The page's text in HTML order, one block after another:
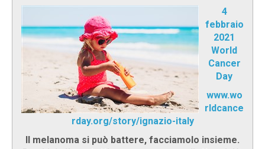
4
febbraio
2021
World
Cancer
Day
www.wo
rldcance
rday.org/story/ignazio-italy
Il melanoma si può battere, facciamolo insieme.